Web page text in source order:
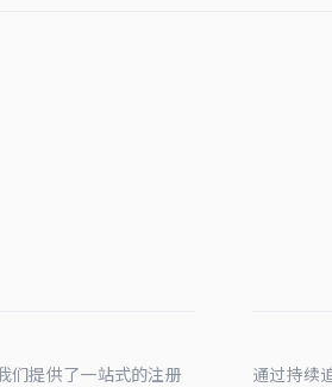
们提供了一站式的注册
通过持续